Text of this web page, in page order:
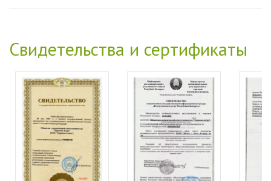
Свидетельства и сертификаты